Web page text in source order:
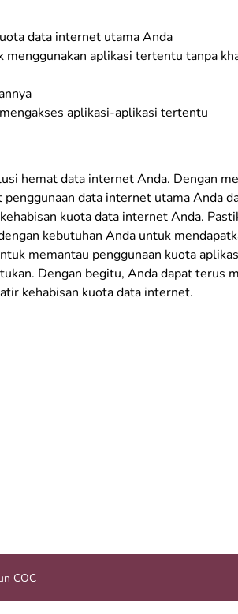
data internet utama Anda
menggunakan aplikasi tertentu tanpa
aplikasi-aplikasi tertentu
hemat data internet Anda. Dengan
data internet utama Anda
kuota data internet Anda.
kebutuhan Anda untuk
memantau penggunaan kuota
Dengan begitu, Anda dapat terus
kehabisan kuota data internet.
COC